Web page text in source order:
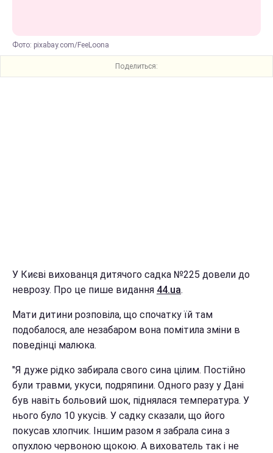
Фото: pixabay.com/FeeLoona
Поделиться:
У Києві вихованця дитячого садка №225 довели до
неврозу. Про це пише видання 44.ua.
Мати дитини розповіла, що спочатку їй там
подобалося, але незабаром вона помітила зміни в
поведінці малюка.
"Я дуже рідко забирала свого сина цілим. Постійно
були травми, укуси, подряпини. Одного разу у Дані
був навіть больовий шок, піднялася температура. У
нього було 10 укусів. У садку сказали, що його
покусав хлопчик. Іншим разом я забрала сина з
опухлою червоною щокою. А вихователь так і не